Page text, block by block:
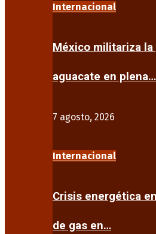
Internacional
México militariza
aguacate en plena…
7 agosto, 2026
Internacional
Crisis energética
de gas en…